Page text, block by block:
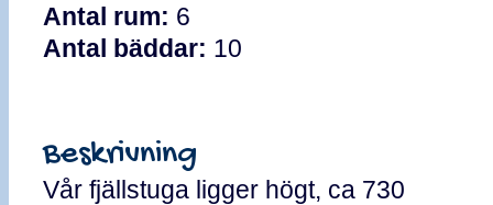
Antal rum: 6
Antal bäddar: 10
Beskrivning
Vår fjällstuga ligger högt, ca 730